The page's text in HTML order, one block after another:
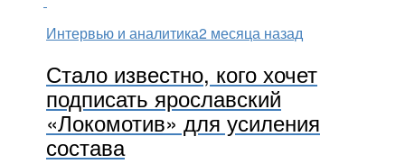
Интервью и аналитика2 месяца назад
Стало известно, кого хочет
подписать ярославский
«Локомотив» для усиления
состава